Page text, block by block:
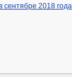
сентябре 2018 года